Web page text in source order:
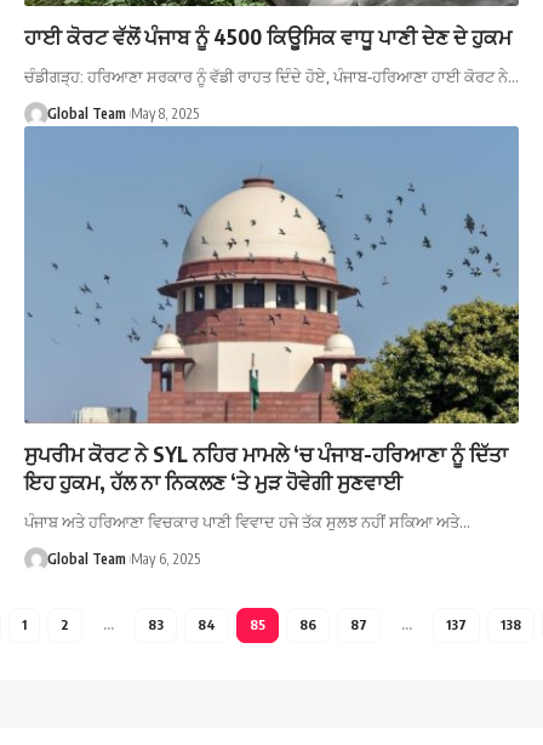
ਹਾਈ ਕੋਰਟ ਵੱਲੋਂ ਪੰਜਾਬ ਨੂੰ 4500 ਕਿਊਸਿਕ ਵਾਧੂ ਪਾਣੀ ਦੇਣ ਦੇ ਹੁਕਮ
ਚੰਡੀਗੜ੍ਹ: ਹਰਿਆਣਾ ਸਰਕਾਰ ਨੂੰ ਵੱਡੀ ਰਾਹਤ ਦਿੰਦੇ ਹੋਏ, ਪੰਜਾਬ-ਹਰਿਆਣਾ ਹਾਈ ਕੋਰਟ ਨੇ…
Global Team May 8, 2025
ਸੁਪਰੀਮ ਕੋਰਟ ਨੇ SYL ਨਹਿਰ ਮਾਮਲੇ ‘ਚ ਪੰਜਾਬ-ਹਰਿਆਣਾ ਨੂੰ ਦਿੱਤਾ
ਇਹ ਹੁਕਮ, ਹੱਲ ਨਾ ਨਿਕਲਣ ‘ਤੇ ਮੁੜ ਹੋਵੇਗੀ ਸੁਣਵਾਈ
ਪੰਜਾਬ ਅਤੇ ਹਰਿਆਣਾ ਵਿਚਕਾਰ ਪਾਣੀ ਵਿਵਾਦ ਹਜੇ ਤੱਕ ਸੁਲਝ ਨਹੀਂ ਸਕਿਆ ਅਤੇ…
Global Team May 6, 2025
1 2 … 83 84 85 86 87 … 137 138